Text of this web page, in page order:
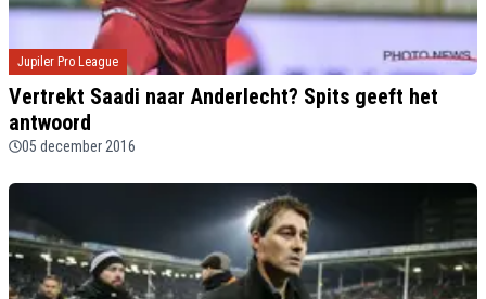
Jupiler Pro League
Vertrekt Saadi naar Anderlecht? Spits geeft het
antwoord
05 december 2016